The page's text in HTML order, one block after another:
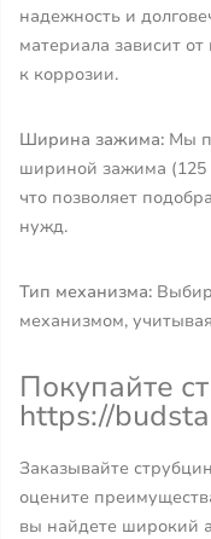
надежность и
материала зависит
к коррозии.
Ширина зажима: Мы
шириной зажима
что позволяет
нужд.
Тип механизма:
механизмом,
Покупайте
https://
Заказывайте
оцените
вы найдете широкий